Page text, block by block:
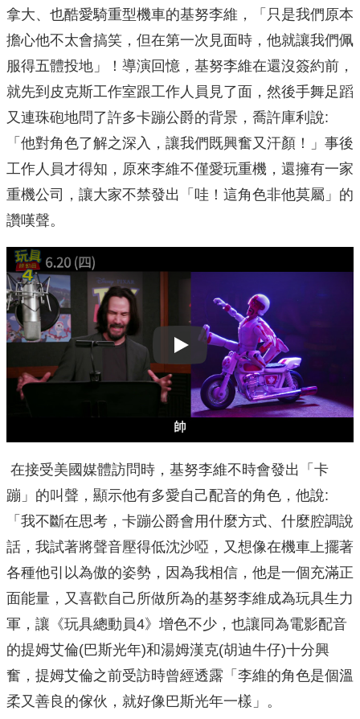
拿大、也酷愛騎重型機車的基努李維，「只是我們原本
擔心他不太會搞笑，但在第一次見面時，他就讓我們佩
服得五體投地」！導演回憶，基努李維在還沒簽約前，
就先到皮克斯工作室跟工作人員見了面，然後手舞足蹈
又連珠砲地問了許多卡蹦公爵的背景，喬許庫利說:
「他對角色了解之深入，讓我們既興奮又汗顏！」事後
工作人員才得知，原來李維不僅愛玩重機，還擁有一家
重機公司，讓大家不禁發出「哇！這角色非他莫屬」的
讚嘆聲。
Play
在接受美國媒體訪問時，基努李維不時會發出「卡
蹦」的叫聲，顯示他有多愛自己配音的角色，他說:
「我不斷在思考，卡蹦公爵會用什麼方式、什麼腔調說
話，我試著將聲音壓得低沈沙啞，又想像在機車上擺著
各種他引以為傲的姿勢，因為我相信，他是一個充滿正
面能量，又喜歡自己所做所為的基努李維成為玩具生力
軍，讓《玩具總動員4》增色不少，也讓同為電影配音
的提姆艾倫(巴斯光年)和湯姆漢克(胡迪牛仔)十分興
奮，提姆艾倫之前受訪時曾經透露「李維的角色是個溫
柔又善良的傢伙，就好像巴斯光年一樣」。